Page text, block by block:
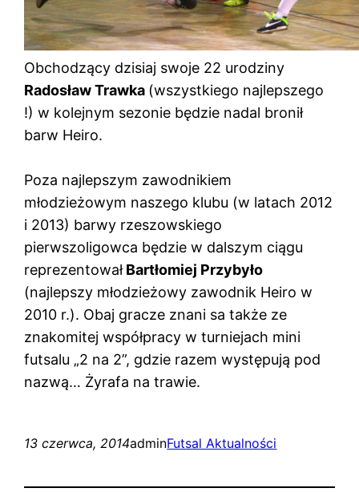
Obchodzący dzisiaj swoje 22 urodziny
Radosław Trawka (wszystkiego najlepszego
!) w kolejnym sezonie będzie nadal bronił
barw Heiro.
Poza najlepszym zawodnikiem
młodzieżowym naszego klubu (w latach 2012
i 2013) barwy rzeszowskiego
pierwszoligowca będzie w dalszym ciągu
reprezentowałBartłomiej Przybyło
(najlepszy młodzieżowy zawodnik Heiro w
2010 r.). Obaj gracze znani sa także ze
znakomitej współpracy w turniejach mini
futsalu „2 na 2”, gdzie razem występują pod
nazwą… Żyrafa na trawie.
13 czerwca, 2014adminFutsal Aktualności